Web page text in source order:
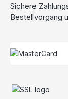
Sichere
Bestellvorgang